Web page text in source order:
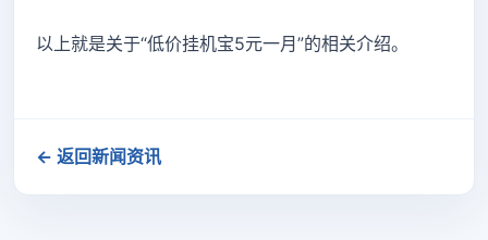
以上就是关于“低价挂机宝5元一月”的相关介绍。
← 返回新闻资讯